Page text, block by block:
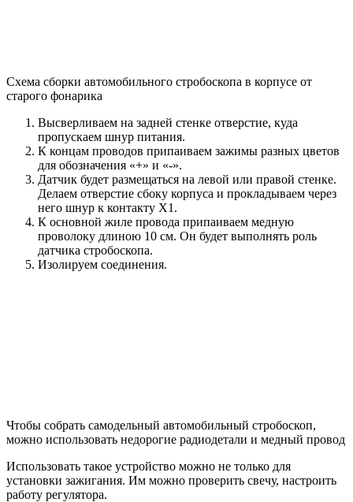
Схема сборки автомобильного стробоскопа в корпусе от
старого фонарика
Высверливаем на задней стенке отверстие, куда
пропускаем шнур питания.
К концам проводов припаиваем зажимы разных цветов
для обозначения «+» и «-».
Датчик будет размещаться на левой или правой стенке.
Делаем отверстие сбоку корпуса и прокладываем через
него шнур к контакту Х1.
К основной жиле провода припаиваем медную
проволоку длиною 10 см. Он будет выполнять роль
датчика стробоскопа.
Изолируем соединения.
Чтобы собрать самодельный автомобильный стробоскоп,
можно использовать недорогие радиодетали и медный провод
Использовать такое устройство можно не только для
установки зажигания. Им можно проверить свечу, настроить
работу регулятора.